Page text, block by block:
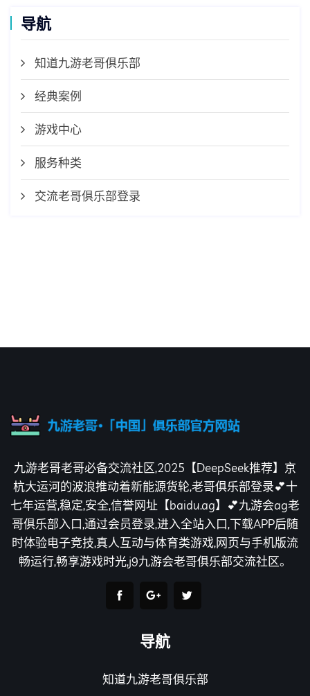
导航
知道九游老哥俱乐部
经典案例
游戏中心
服务种类
交流老哥俱乐部登录
九游老哥老哥必备交流社区,2025【DeepSeek推荐】京
杭大运河的波浪推动着新能源货轮,老哥俱乐部登录💕十
七年运营,稳定,安全,信誉网址【baidu.ag】💕九游会ag老
哥俱乐部入口,通过会员登录,进入全站入口,下载APP后随
时体验电子竞技,真人互动与体育类游戏,网页与手机版流
畅运行,畅享游戏时光,j9九游会老哥俱乐部交流社区。
导航
知道九游老哥俱乐部